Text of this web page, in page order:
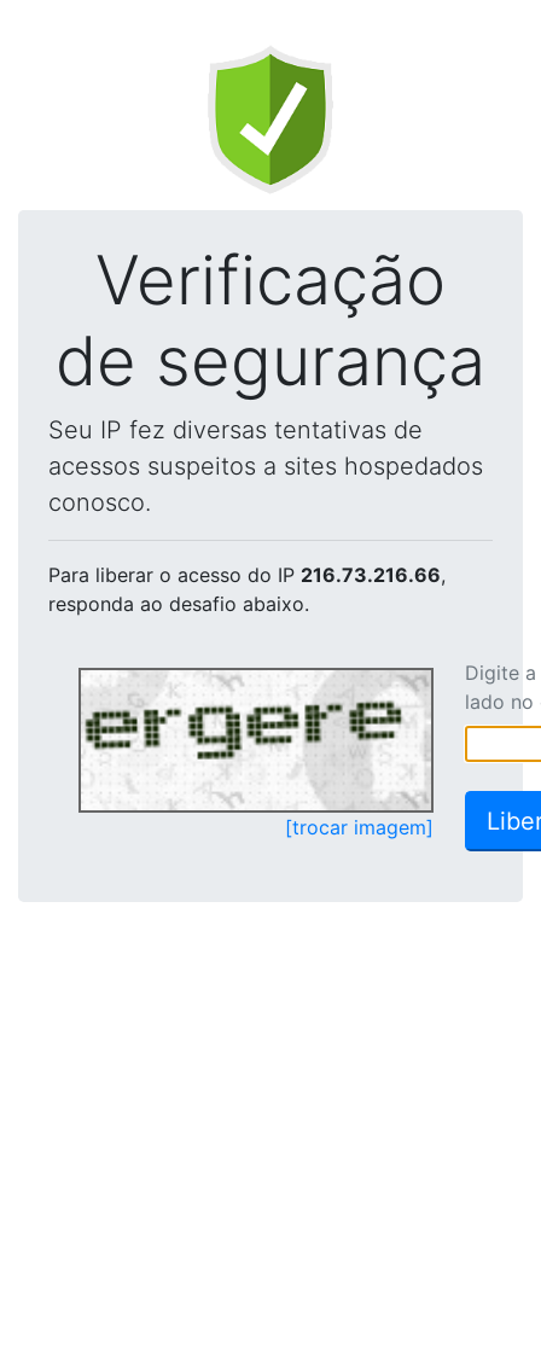
Verificação
de segurança
Seu IP fez diversas tentativas de
acessos suspeitos a sites hospedados
conosco.
Para liberar o acesso do IP 216.73.216.66,
responda ao desafio abaixo.
[trocar imagem]
Digite
lado no